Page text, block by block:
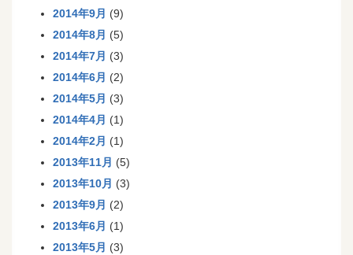
2014年9月 (9)
2014年8月 (5)
2014年7月 (3)
2014年6月 (2)
2014年5月 (3)
2014年4月 (1)
2014年2月 (1)
2013年11月 (5)
2013年10月 (3)
2013年9月 (2)
2013年6月 (1)
2013年5月 (3)